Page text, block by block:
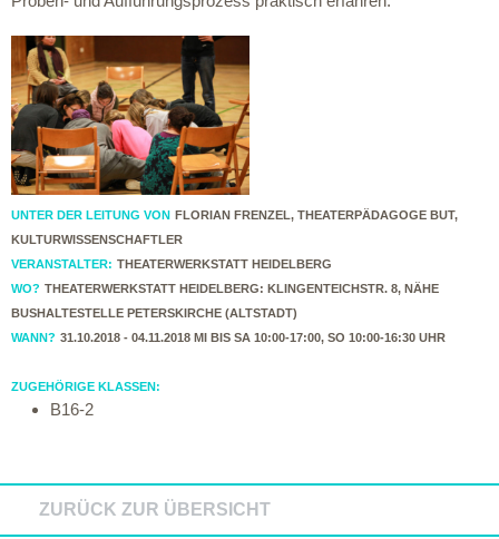
UNTER DER LEITUNG VON FLORIAN FRENZEL, THEATERPÄDAGOGE BUT,
KULTURWISSENSCHAFTLER
VERANSTALTER: THEATERWERKSTATT HEIDELBERG
WO? THEATERWERKSTATT HEIDELBERG: KLINGENTEICHSTR. 8, NÄHE
BUSHALTESTELLE PETERSKIRCHE (ALTSTADT)
WANN? 31.10.2018 - 04.11.2018 MI BIS SA 10:00-17:00, SO 10:00-16:30 UHR
ZUGEHÖRIGE KLASSEN:
B16-2
ZURÜCK ZUR ÜBERSICHT